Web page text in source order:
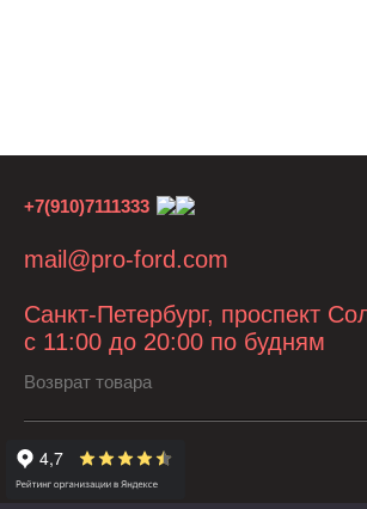
+7(910)7111333
mail@pro-ford.com
Санкт-Петербург, проспект
с 11:00 до 20:00 по будням
Возврат товара